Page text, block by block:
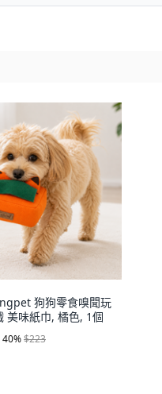
狗狗零食嗅聞玩
美味紙巾, 橘色, 1個
40%$223